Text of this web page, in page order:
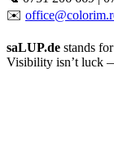
✉️
saLUP.de stands
Visibility isn’t luck